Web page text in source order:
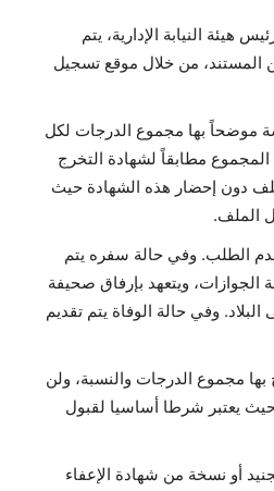
هيئة النيابة الإدارية، يتم
المستند، من خلال موقع تسجيل
موضحاً بها مجموع الدرجات لكل
مطابقاً لشهادة التخرج
دون إحضار هذه الشهادة حيث
الملف.
مقدم الطلب. وفي حالة سفره يتم
ويتعهد بإرفاق صحيفة
البلاد. وفي حالة الوفاة يتم تقديم
مجموع الدرجات والنسبة، ولن
يعتبر شرطا أساسيا لقبول
أو نسخة من شهادة الإعفاء